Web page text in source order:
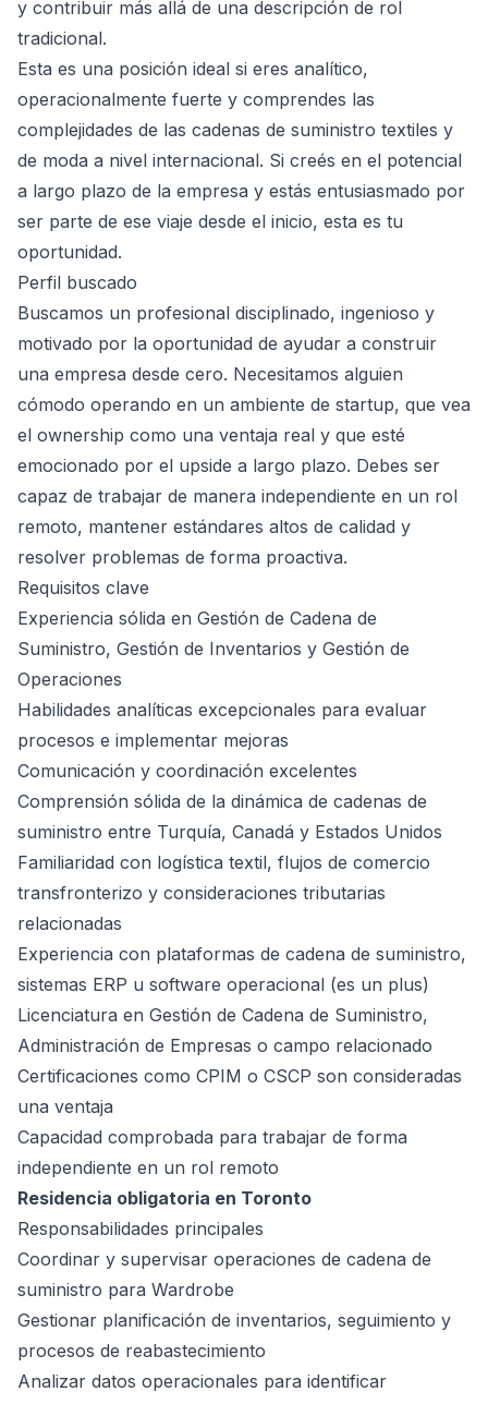
y contribuir más allá de una descripción de rol
tradicional.
Esta es una posición ideal si eres analítico,
operacionalmente fuerte y comprendes las
complejidades de las cadenas de suministro textiles y
de moda a nivel internacional. Si creés en el potencial
a largo plazo de la empresa y estás entusiasmado por
ser parte de ese viaje desde el inicio, esta es tu
oportunidad.
Perfil buscado
Buscamos un profesional disciplinado, ingenioso y
motivado por la oportunidad de ayudar a construir
una empresa desde cero. Necesitamos alguien
cómodo operando en un ambiente de startup, que vea
el ownership como una ventaja real y que esté
emocionado por el upside a largo plazo. Debes ser
capaz de trabajar de manera independiente en un rol
remoto, mantener estándares altos de calidad y
resolver problemas de forma proactiva.
Requisitos clave
Experiencia sólida en Gestión de Cadena de
Suministro, Gestión de Inventarios y Gestión de
Operaciones
Habilidades analíticas excepcionales para evaluar
procesos e implementar mejoras
Comunicación y coordinación excelentes
Comprensión sólida de la dinámica de cadenas de
suministro entre Turquía, Canadá y Estados Unidos
Familiaridad con logística textil, flujos de comercio
transfronterizo y consideraciones tributarias
relacionadas
Experiencia con plataformas de cadena de suministro,
sistemas ERP u software operacional (es un plus)
Licenciatura en Gestión de Cadena de Suministro,
Administración de Empresas o campo relacionado
Certificaciones como CPIM o CSCP son consideradas
una ventaja
Capacidad comprobada para trabajar de forma
independiente en un rol remoto
Residencia obligatoria en Toronto
Responsabilidades principales
Coordinar y supervisar operaciones de cadena de
suministro para Wardrobe
Gestionar planificación de inventarios, seguimiento y
procesos de reabastecimiento
Analizar datos operacionales para identificar